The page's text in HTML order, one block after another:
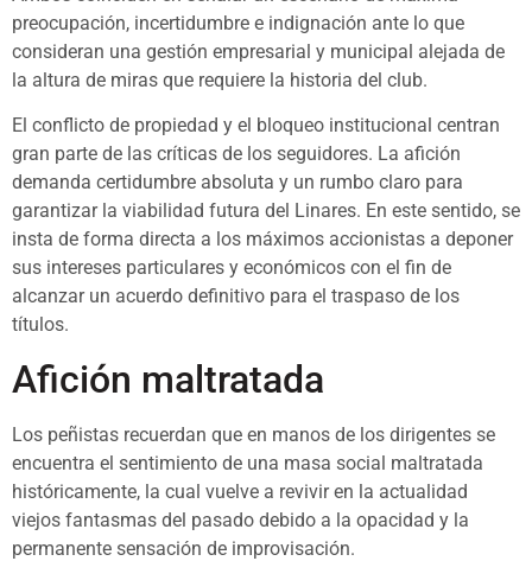
preocupación, incertidumbre e indignación ante lo que
consideran una gestión empresarial y municipal alejada de
la altura de miras que requiere la historia del club.
El conflicto de propiedad y el bloqueo institucional centran
gran parte de las críticas de los seguidores. La afición
demanda certidumbre absoluta y un rumbo claro para
garantizar la viabilidad futura del Linares. En este sentido, se
insta de forma directa a los máximos accionistas a deponer
sus intereses particulares y económicos con el fin de
alcanzar un acuerdo definitivo para el traspaso de los
títulos.
Afición maltratada
Los peñistas recuerdan que en manos de los dirigentes se
encuentra el sentimiento de una masa social maltratada
históricamente, la cual vuelve a revivir en la actualidad
viejos fantasmas del pasado debido a la opacidad y la
permanente sensación de improvisación.